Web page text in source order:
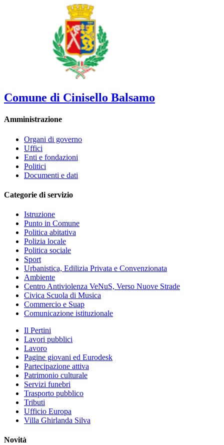
Comune di Cinisello Balsamo
Amministrazione
Organi di governo
Uffici
Enti e fondazioni
Politici
Documenti e dati
Categorie di servizio
Istruzione
Punto in Comune
Politica abitativa
Polizia locale
Politica sociale
Sport
Urbanistica, Edilizia Privata e Convenzionata
Ambiente
Centro Antiviolenza VeNuS, Verso Nuove Strade
Civica Scuola di Musica
Commercio e Suap
Comunicazione istituzionale
Il Pertini
Lavori pubblici
Lavoro
Pagine giovani ed Eurodesk
Partecipazione attiva
Patrimonio culturale
Servizi funebri
Trasporto pubblico
Tributi
Ufficio Europa
Villa Ghirlanda Silva
Novità